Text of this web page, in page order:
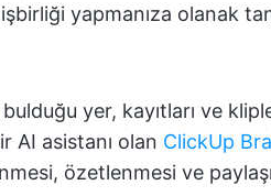
yapmanıza olanak
yer, kayıtları ve
AI asistanı olan ClickUp
özetlenmesi ve